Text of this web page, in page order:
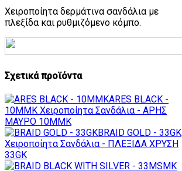
Χειροποίητα δερμάτινα σανδάλια με
πλεξίδα και ρυθμιζόμενο κόμπο.
Σχετικά προϊόντα
ARES BLACK -
10MMK Χειροποίητα Σανδάλια - ΑΡΗΣ
ΜΑΥΡΟ 10MMK
BRAID GOLD - 33GK
Χειροποίητα Σανδάλια - ΠΛΕΞΙΔΑ ΧΡΥΣΗ
33GK